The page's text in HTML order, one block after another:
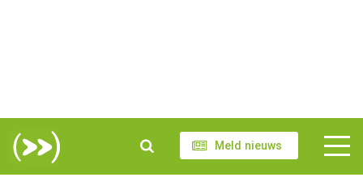
Meld nieuws